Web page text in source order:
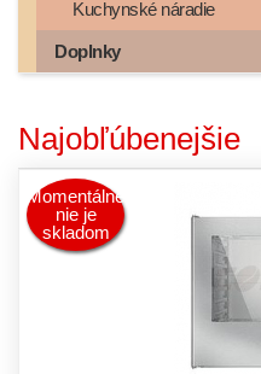
Kuchynské náradie
Doplnky
Najobľúbenejšie
Momentálne
nie je
skladom